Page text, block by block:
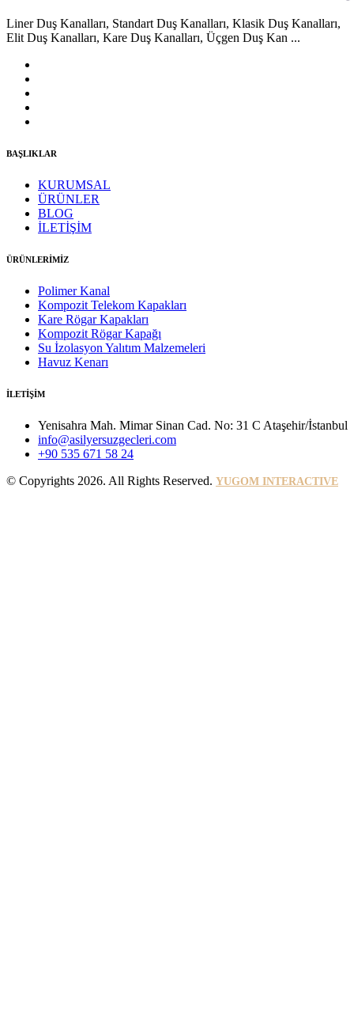
Liner Duş Kanalları, Standart Duş Kanalları, Klasik Duş Kanalları,
Elit Duş Kanalları, Kare Duş Kanalları, Üçgen Duş Kan ...
BAŞLIKLAR
KURUMSAL
ÜRÜNLER
BLOG
İLETİŞİM
ÜRÜNLERİMİZ
Polimer Kanal
Kompozit Telekom Kapakları
Kare Rögar Kapakları
Kompozit Rögar Kapağı
Su İzolasyon Yalıtım Malzemeleri
Havuz Kenarı
İLETİŞİM
Yenisahra Mah. Mimar Sinan Cad. No: 31 C Ataşehir/İstanbul
info@asilyersuzgecleri.com
+90 535 671 58 24
© Copyrights 2026. All Rights Reserved. YUGOM INTERACTIVE